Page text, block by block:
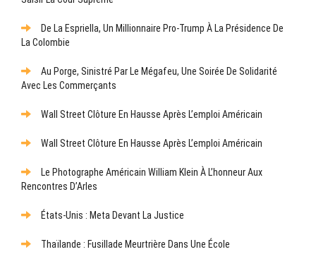
De La Espriella, Un Millionnaire Pro-Trump À La Présidence De
La Colombie
Au Porge, Sinistré Par Le Mégafeu, Une Soirée De Solidarité
Avec Les Commerçants
Wall Street Clôture En Hausse Après L’emploi Américain
Wall Street Clôture En Hausse Après L’emploi Américain
Le Photographe Américain William Klein À L’honneur Aux
Rencontres D’Arles
États-Unis : Meta Devant La Justice
Thaïlande : Fusillade Meurtrière Dans Une École